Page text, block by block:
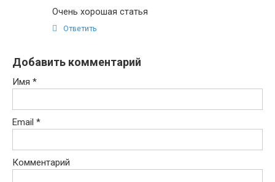
Очень хорошая статья
Ответить
Добавить комментарий
Имя *
Email *
Комментарий